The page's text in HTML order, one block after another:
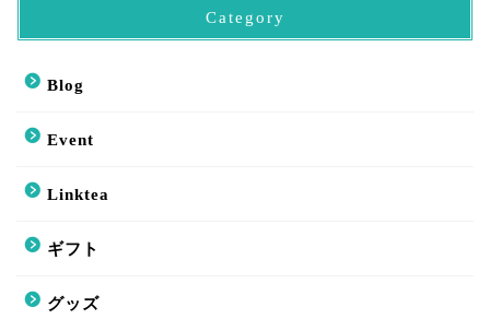
Category
Blog
Event
Linktea
ギフト
グッズ